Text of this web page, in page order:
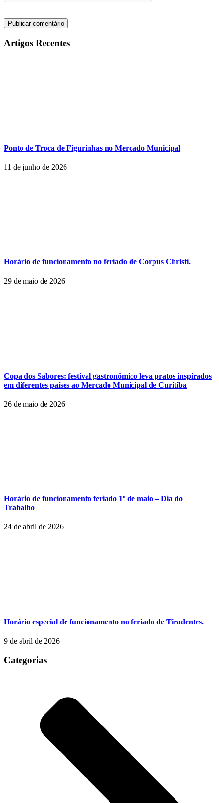
Artigos Recentes
Ponto de Troca de Figurinhas no Mercado Municipal
11 de junho de 2026
Horário de funcionamento no feriado de Corpus Christi.
29 de maio de 2026
Copa dos Sabores: festival gastronômico leva pratos inspirados
em diferentes países ao Mercado Municipal de Curitiba
26 de maio de 2026
Horário de funcionamento feriado 1º de maio – Dia do
Trabalho
24 de abril de 2026
Horário especial de funcionamento no feriado de Tiradentes.
9 de abril de 2026
Categorias